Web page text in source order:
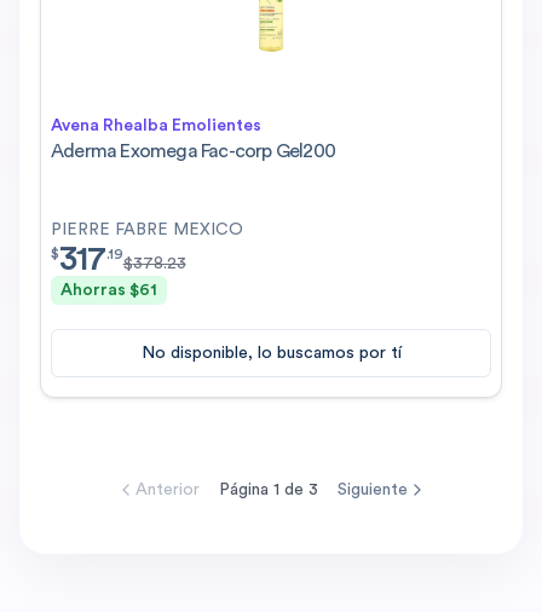
Avena Rhealba Emolientes
Aderma Exomega Fac-corp Gel200
PIERRE FABRE MEXICO
$317.19
$317.19
$378.23
Ahorras $61
No disponible, lo buscamos por tí
Anterior Página 1 de 3 Siguiente